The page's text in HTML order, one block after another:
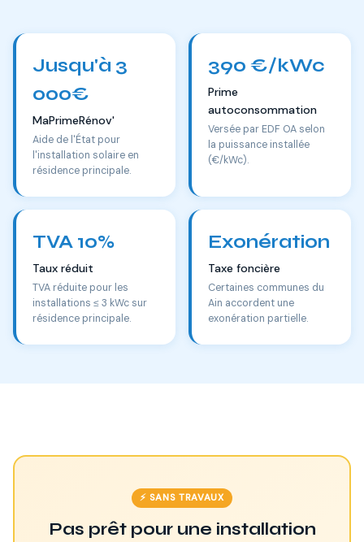
Jusqu'à 3
000€
MaPrimeRénov'
Aide de l'État pour
l'installation solaire en
résidence principale.
390 €/kWc
Prime
autoconsommation
Versée par EDF OA selon
la puissance installée
(€/kWc).
TVA 10%
Taux réduit
TVA réduite pour les
installations ≤ 3 kWc sur
résidence principale.
Exonération
Taxe foncière
Certaines communes du
Ain accordent une
exonération partielle.
⚡ SANS TRAVAUX
Pas prêt pour une installation